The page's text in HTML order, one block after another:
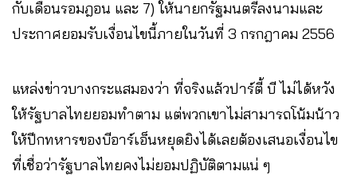
กับเดือนรอมฎอน และ 7) ให้นายกรัฐมนตรีลงนามและ
ประกาศยอมรับเงื่อนไขนี้ภายในวันที่ 3 กรกฎาคม 2556
แหล่งข่าวบางกระแสมองว่า ที่จริงแล้วปาร์ตี้ บี ไม่ได้หวัง
ให้รัฐบาลไทยยอมทำตาม แต่พวกเขาไม่สามารถโน้มน้าว
ให้ปีกทหารของบีอาร์เอ็นหยุดยิงได้เลยต้องเสนอเงื่อนไข
ที่เชื่อว่ารัฐบาลไทยคงไม่ยอมปฏิบัติตามแน่ ๆ